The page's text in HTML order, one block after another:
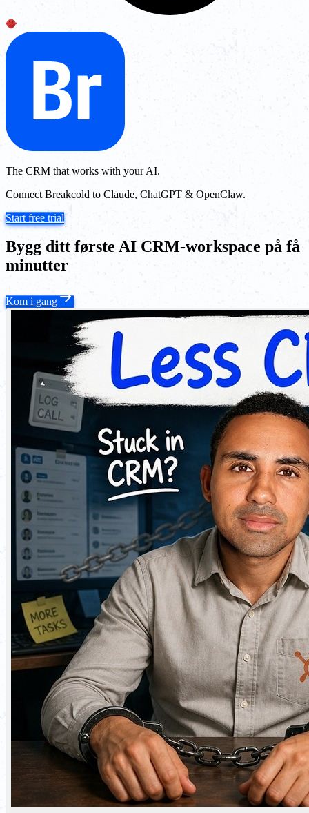
The CRM that works with your AI.
Connect Breakcold to Claude, ChatGPT & OpenClaw.
Start free trial
Bygg ditt første AI CRM-workspace på få
minutter
Kom i gang